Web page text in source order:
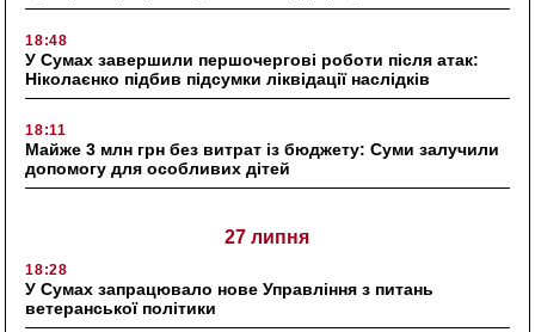
18:48
У Сумах завершили першочергові роботи після атак:
Ніколаєнко підбив підсумки ліквідації наслідків
18:11
Майже 3 млн грн без витрат із бюджету: Суми залучили
допомогу для особливих дітей
27 липня
18:28
У Сумах запрацювало нове Управління з питань
ветеранської політики